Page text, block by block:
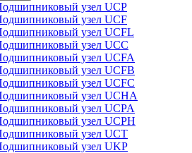
узел UCP
узел UCF
узел UCFL
узел UCC
узел UCFA
узел UCFB
узел UCFC
узел UCHA
узел UCPA
узел UCPH
узел UCT
узел UKP